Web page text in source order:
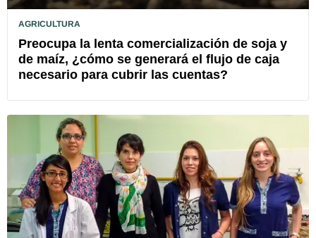
AGRICULTURA
Preocupa la lenta comercialización de soja y
de maíz, ¿cómo se generará el flujo de caja
necesario para cubrir las cuentas?